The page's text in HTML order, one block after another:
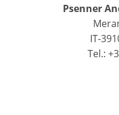
Psenner
IT-
Tel.: